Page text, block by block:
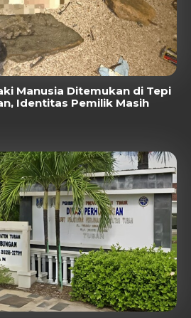
Manusia Ditemukan di Tepi
Identitas Pemilik Masih